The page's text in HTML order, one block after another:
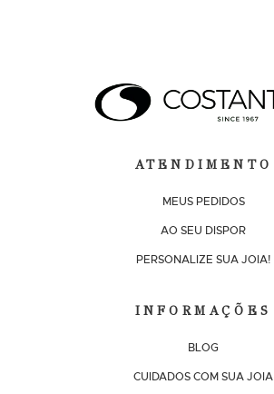
ATENDIMENTO
MEUS PEDIDOS
AO SEU DISPOR
PERSONALIZE SUA JOIA!
INFORMAÇÕES
BLOG
CUIDADOS COM SUA JOIA